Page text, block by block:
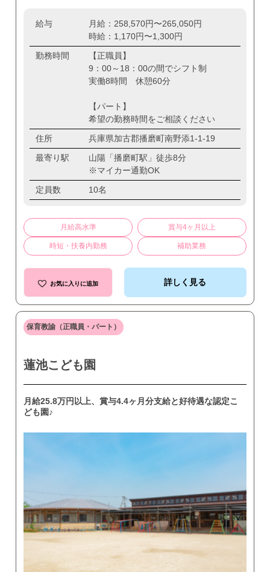
給与
月給：258,570円〜265,050円
時給：1,170円〜1,300円
勤務時間
【正職員】
9：00～18：00の間でシフト制
実働8時間 休憩60分
【パート】
希望の勤務時間をご相談ください
住所
兵庫県加古郡播磨町南野添1-1-19
最寄り駅
山陽「播磨町駅」徒歩8分
※マイカー通勤OK
定員数
10名
月給高水準 賞与4ヶ月以上
時短・扶養内勤務 補助業務
お気に入りに追加 詳しく見る
保育教諭（正職員・パート）
蓮池こども園
月給25.8万円以上、賞与4.4ヶ月分支給と好待遇な認定こ
ども園♪